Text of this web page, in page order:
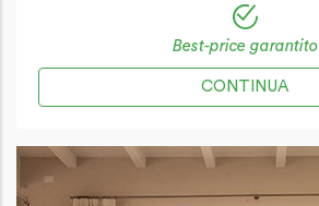
Best-price garantito
CONTINUA